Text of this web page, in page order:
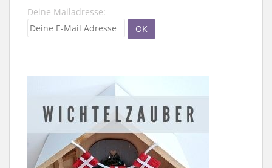
Deine Mailadresse: